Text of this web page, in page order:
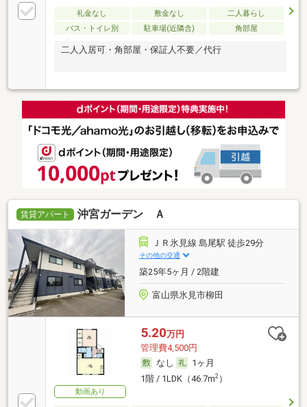
礼金なし 敷金なし
二人暮らし
バス・トイレ別
駐車場(近隣含) 角部屋
二人入居可・角部屋・保証人不要／代行
賃貸アパート 沖宮ガーデン Ａ
ＪＲ氷見線 島尾駅 徒歩29分
その他の交通
築25年5ヶ月 / 2階建
富山県氷見市柳田
動画あり
5.20万円
管理費4,500円
なし
1ヶ月
1階 / 1LDK（46.7m2）